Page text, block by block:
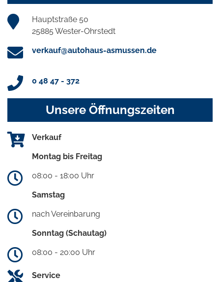
Hauptstraße 50
25885 Wester-Ohrstedt
verkauf@autohaus-asmussen.de
0 48 47 - 372
Unsere Öffnungszeiten
Verkauf
Montag bis Freitag
08:00 - 18:00 Uhr
Samstag
nach Vereinbarung
Sonntag (Schautag)
08:00 - 20:00 Uhr
Service